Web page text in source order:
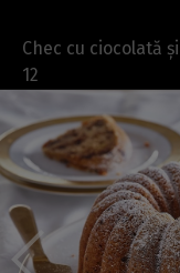
Chec cu ciocolată
12